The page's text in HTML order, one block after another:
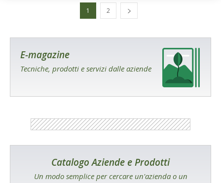
1 2
E-magazine
Tecniche, prodotti e servizi dalle aziende
Catalogo Aziende e Prodotti
Un modo semplice per cercare un'azienda o un